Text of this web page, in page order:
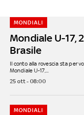
Mondiale U-17,
Brasile
MONDIALI
Il conto alla rovescia sta per
Mondiale U-17,...
25 ott - 08:00
MONDIALI